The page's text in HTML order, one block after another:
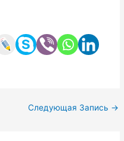
Следующая Запись →